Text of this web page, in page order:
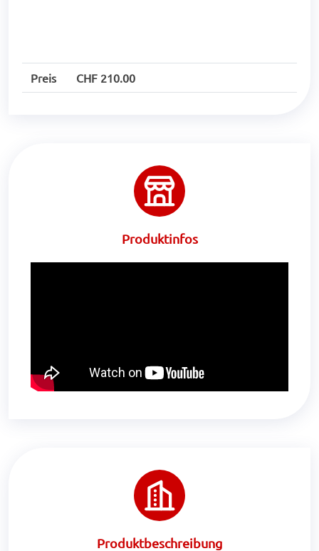
Preis CHF 210.00
Produktinfos
Produktbeschreibung